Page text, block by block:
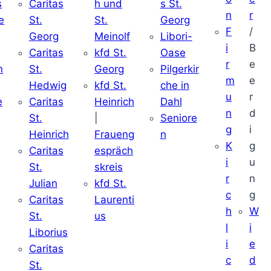
Caritas
St.
Georg
Caritas
St.
Hedwig
Caritas
St.
Heinrich
Caritas
St.
Julian
Caritas
St.
Liborius
Caritas
St.
h und
St.
Meinolf
kfd St.
Georg
kfd St.
Heinrich
Fraueng
espräch
skreis
kfd St.
Laurenti
us
s St.
Georg
Libori-
Oase
Pilgerkir
che in
Dahl
Seniore
n
n
F
i
r
m
u
n
g
K
i
r
c
h
l
i
c
r
/
B
e
e
r
d
i
g
u
n
g
W
i
e
d